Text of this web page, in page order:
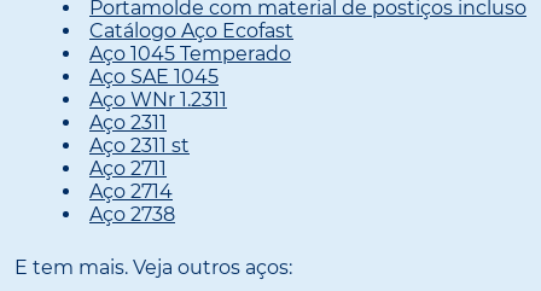
Portamolde com material de postiços incluso
Catálogo Aço Ecofast
Aço 1045 Temperado
Aço SAE 1045
Aço WNr 1.2311
Aço 2311
Aço 2311 st
Aço 2711
Aço 2714
Aço 2738
E tem mais. Veja outros aços: